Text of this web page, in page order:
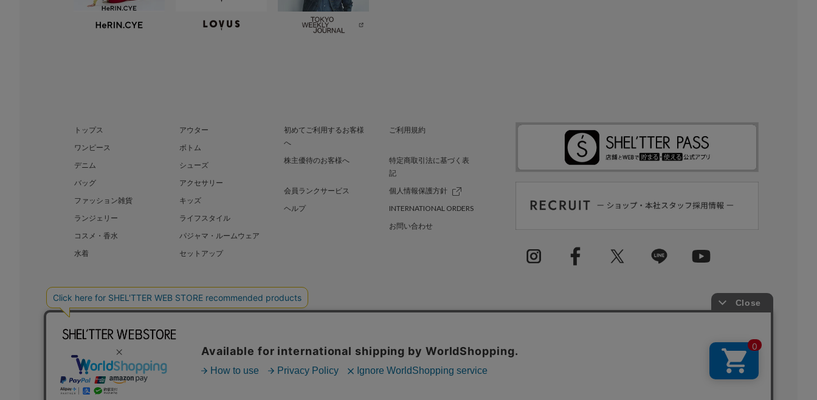
トップス
アウター
ワンピース
ボトム
デニム
シューズ
バッグ
アクセサリー
ファッション雑貨
キッズ
ランジェリー
ライフスタイル
コスメ・香水
パジャマ・ルームウェア
水着
セットアップ
初めてご利用するお客様
へ
ご利用規約
株主優待のお客様へ
特定商取引法に基づく表
記
会員ランクサービス
個人情報保護方針
ヘルプ
INTERNATIONAL ORDERS
お問い合わせ
BAROQUE JAPAN LIMITED SHEL’TTER GREEN 採用情報
COPYRIGHT © BAROQUE JAPAN LIMITED ALL RIGHTS RESERVED.